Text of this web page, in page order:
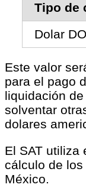
Tipo de
Dolar
Este valor
para el pago
liquidación
solventar
dolares
El SAT utiliza
cálculo de
México.